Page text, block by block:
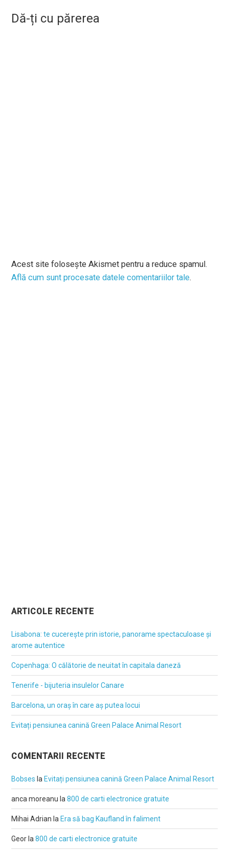
Dă-ți cu părerea
Acest site folosește Akismet pentru a reduce spamul.
Află cum sunt procesate datele comentariilor tale.
ARTICOLE RECENTE
Lisabona: te cucerește prin istorie, panorame spectaculoase și
arome autentice
Copenhaga: O călătorie de neuitat în capitala daneză
Tenerife - bijuteria insulelor Canare
Barcelona, un oraș în care aș putea locui
Evitați pensiunea canină Green Palace Animal Resort
COMENTARII RECENTE
Bobses la Evitați pensiunea canină Green Palace Animal Resort
anca moreanu la800 de carti electronice gratuite
Mihai Adrian la Era să bag Kaufland în faliment
Geor la800 de carti electronice gratuite